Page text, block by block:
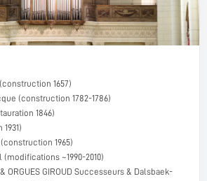
(construction 1657)
(construction 1782-1786)
1846)
(construction 1965)
(modifications ~1990-2010)
& ORGUES GIROUD Successeurs & Dalsbaek-